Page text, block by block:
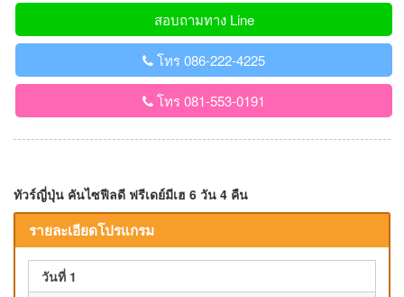
สอบถามทาง Line
โทร 086-222-4225
โทร 081-553-0191
ทัวร์ญี่ปุ่น คันไซฟีลดี ฟรีเดย์มีเฮ 6 วัน 4 คืน
รายละเอียดโปรแกรม
วันที่ 1